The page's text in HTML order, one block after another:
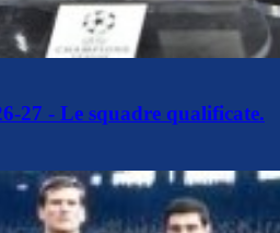
27 - Le squadre qualificate.